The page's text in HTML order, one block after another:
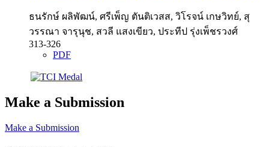
ธนรักษ์ ผลิพัฒน์, ศรีเพ็ญ ตันติเวสส, วิโรจน์ เกษวิทย์, สุ
วรรณา จารุนุช, สวลี แสงเขียว, ประทีป รุ่งเพ็ชรวงศ์
313-326
PDF
Make a Submission
Make a Submission